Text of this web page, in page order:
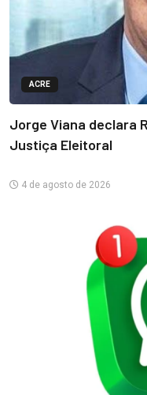
ACRE
Jorge Viana declara
Justiça Eleitoral
4 de agosto de 2026